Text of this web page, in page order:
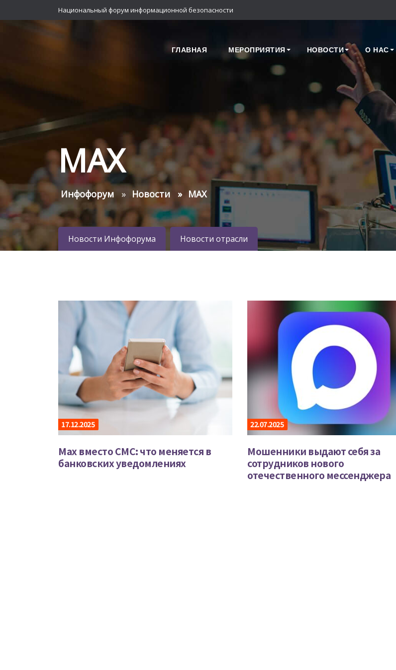
Национальный форум информационной безопасности
ГЛАВНАЯ МЕРОПРИЯТИЯ НОВОСТИ О НАС
MAX
Инфофорум Новости MAX
Новости Инфофорума Новости отрасли
17.12.2025
Max вместо СМС: что меняется в
банковских уведомлениях
22.07.2025
Мошенники выдают себя за
сотрудников нового
отечественного мессенджера